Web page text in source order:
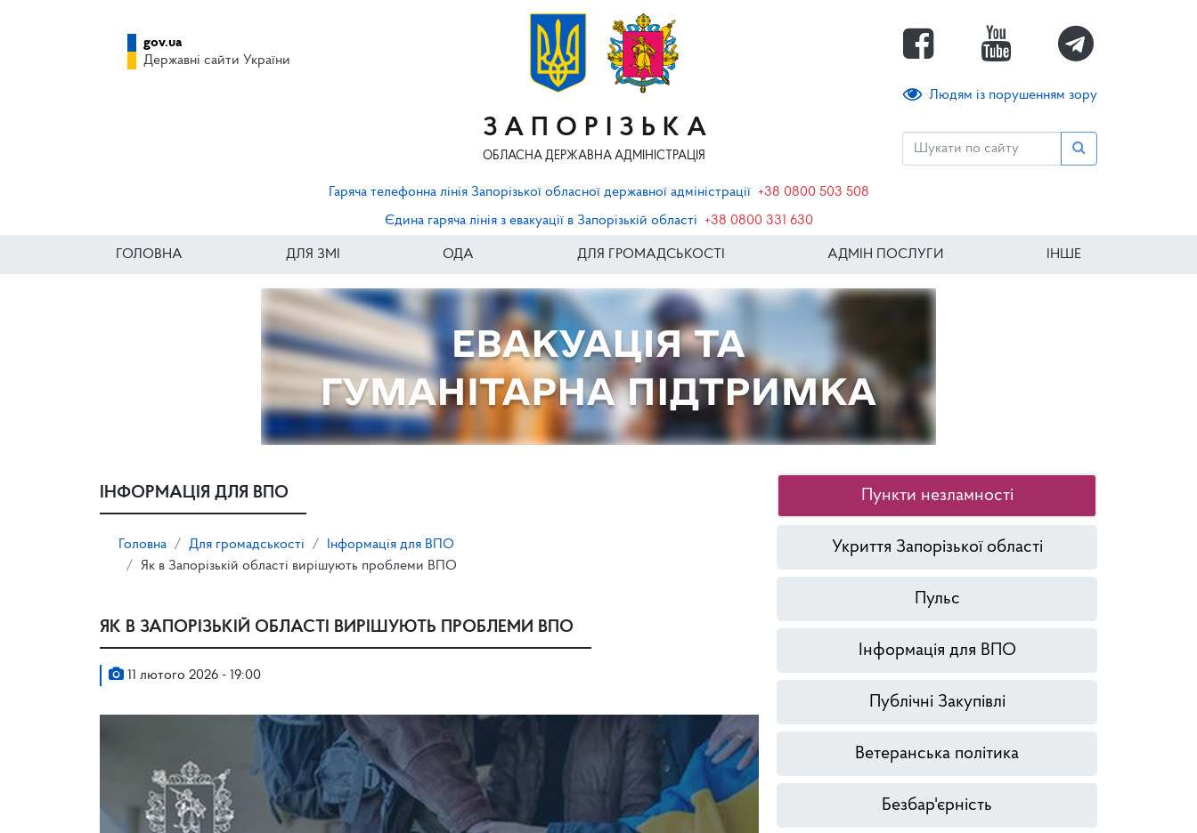
ЗАПОРІЗЬКА
ОБЛАСНА ДЕРЖАВНА АДМІНІСТРАЦІЯ
Людям із порушенням зору
gov.ua
Державні сайти України
Гаряча телефонна лінія Запорізької обласної державної адміністрації +38 0800 503 508
Єдина гаряча лінія з евакуації в Запорізькій області
+38 0800 331 630
ГОЛОВНА ДЛЯ ЗМІ ОДА ДЛЯ ГРОМАДСЬКОСТІ АДМІН ПОСЛУГИ ІНШЕ
ІНФОРМАЦІЯ ДЛЯ ВПО
Головна Для громадськості
Інформація для ВПО
Як в Запорізькій області вирішують проблеми ВПО
ЯК В ЗАПОРІЗЬКІЙ ОБЛАСТІ ВИРІШУЮТЬ ПРОБЛЕМИ ВПО
11 лютого 2026 - 19:00
Пункти незламності
Укриття Запорізької області
Пульс
Інформація для ВПО
Публічні Закупівлі
Ветеранська політика
Безбар'єрність